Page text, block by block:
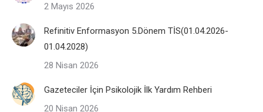
2 Mayıs 2026
Refinitiv Enformasyon 5.Dönem TİS(01.04.2026-
01.04.2028)
28 Nisan 2026
Gazeteciler İçin Psikolojik İlk Yardım Rehberi
20 Nisan 2026